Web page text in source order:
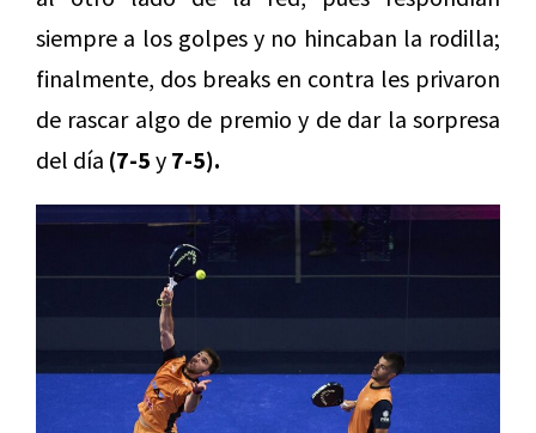
siempre a los golpes y no hincaban la rodilla;
finalmente, dos breaks en contra les privaron
de rascar algo de premio y de dar la sorpresa
del día (7-5 y 7-5).